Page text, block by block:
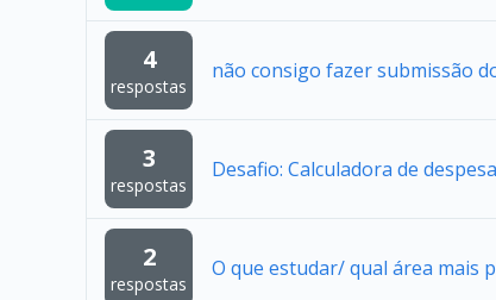
4
respostas
não consigo fazer submissão
3
respostas
Desafio: Calculadora de
2
respostas
O que estudar/ qual área mais